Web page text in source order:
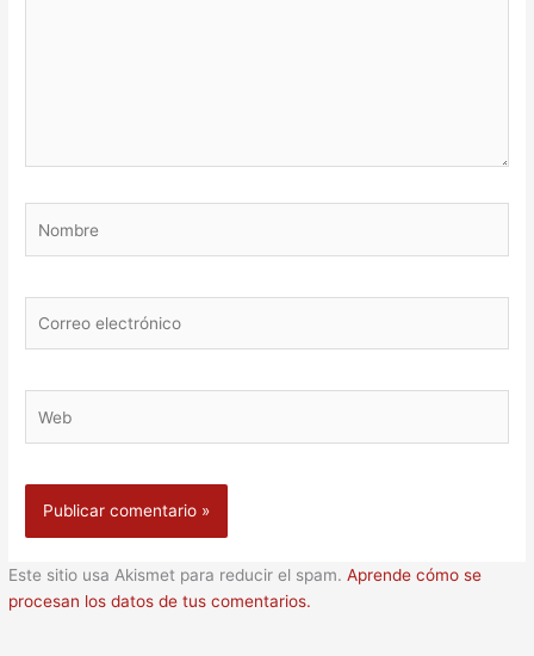
electrónico
Este sitio usa Akismet para reducir el spam.Aprende cómo se
procesan los datos de tus comentarios.